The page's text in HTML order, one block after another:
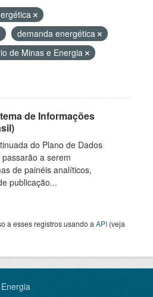
demanda energética
de Minas e Energia
de Informações
do Plano de Dados
a serem
de painéis analíticos,
publicação...
a esses registros usando a API (veja